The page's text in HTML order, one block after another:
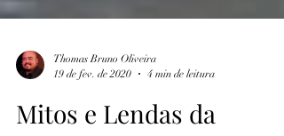
19 de fev. de 2020
4 min de leitura